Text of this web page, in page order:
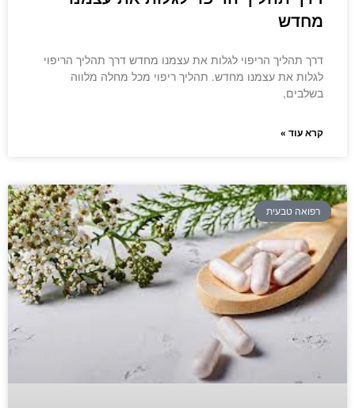
מחדש
דרך תהליך הריפוי לגלות את עצמנו מחדש דרך תהליך הריפוי
לגלות את עצמנו מחדש. תהליך ריפוי מכל מחלה מלווה
בשלבים,
קרא עוד »
רפואה טבעית